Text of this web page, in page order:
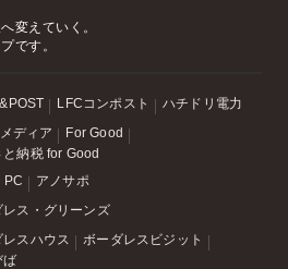
変えていく。
です。
LFCコンポスト ハチドリ電力
ディア
For Good
と納税 for Good
PC アノサポ
レス・グリーンズ
レスハウス
ボーダレスビジット
ば